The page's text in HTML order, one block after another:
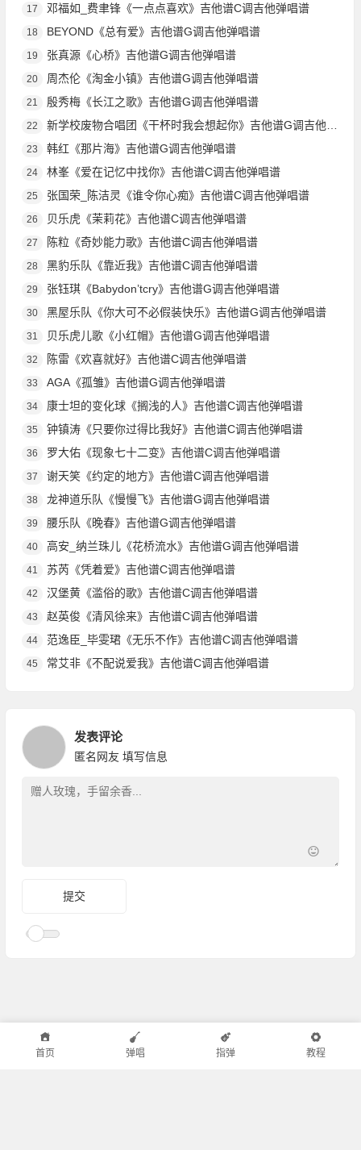
17 邓福如_费聿锋《一点点喜欢》吉他谱C调吉他弹唱谱
18 BEYOND《总有爱》吉他谱G调吉他弹唱谱
19 张真源《心桥》吉他谱G调吉他弹唱谱
20 周杰伦《淘金小镇》吉他谱G调吉他弹唱谱
21 殷秀梅《长江之歌》吉他谱G调吉他弹唱谱
22 新学校废物合唱团《干杯时我会想起你》吉他谱G调吉他弹唱谱
23 韩红《那片海》吉他谱G调吉他弹唱谱
24 林峯《爱在记忆中找你》吉他谱C调吉他弹唱谱
25 张国荣_陈洁灵《谁令你心痴》吉他谱C调吉他弹唱谱
26 贝乐虎《茉莉花》吉他谱C调吉他弹唱谱
27 陈粒《奇妙能力歌》吉他谱C调吉他弹唱谱
28 黑豹乐队《靠近我》吉他谱C调吉他弹唱谱
29 张钰琪《Babydon’tcry》吉他谱G调吉他弹唱谱
30 黑屋乐队《你大可不必假装快乐》吉他谱G调吉他弹唱谱
31 贝乐虎儿歌《小红帽》吉他谱G调吉他弹唱谱
32 陈雷《欢喜就好》吉他谱C调吉他弹唱谱
33 AGA《孤雏》吉他谱G调吉他弹唱谱
34 康士坦的变化球《搁浅的人》吉他谱C调吉他弹唱谱
35 钟镇涛《只要你过得比我好》吉他谱C调吉他弹唱谱
36 罗大佑《现象七十二变》吉他谱C调吉他弹唱谱
37 谢天笑《约定的地方》吉他谱C调吉他弹唱谱
38 龙神道乐队《慢慢飞》吉他谱G调吉他弹唱谱
39 腰乐队《晚春》吉他谱G调吉他弹唱谱
40 高安_纳兰珠儿《花桥流水》吉他谱G调吉他弹唱谱
41 苏芮《凭着爱》吉他谱C调吉他弹唱谱
42 汉堡黄《滥俗的歌》吉他谱C调吉他弹唱谱
43 赵英俊《清风徐来》吉他谱C调吉他弹唱谱
44 范逸臣_毕雯珺《无乐不作》吉他谱C调吉他弹唱谱
45 常艾非《不配说爱我》吉他谱C调吉他弹唱谱
发表评论
匿名网友 填写信息
首页 弹唱 指弹 教程